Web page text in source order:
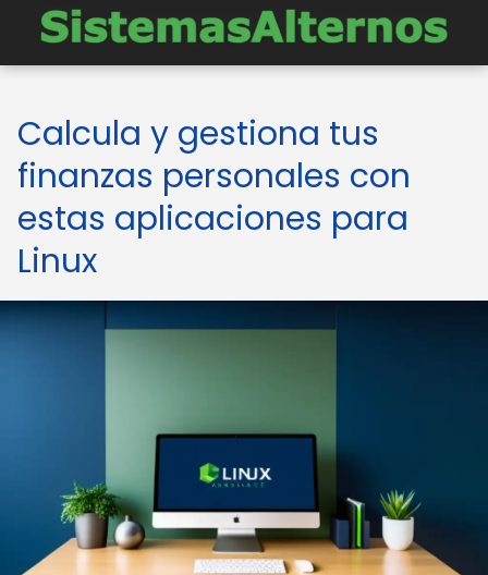
Calcula y gestiona tus
finanzas personales con
estas aplicaciones para
Linux